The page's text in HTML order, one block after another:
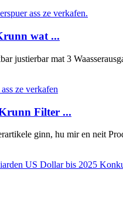
wat ...
justierbar mat 3
Filter ...
ginn, hu mir en neit